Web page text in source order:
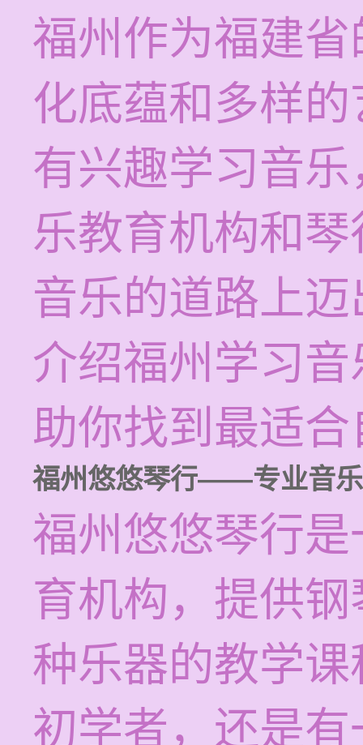
福州作为福建
化底蕴和多样
有兴趣学习音
乐教育机构和
音乐的道路上
介绍福州学习
助你找到最适
福州悠悠琴行——专业音
福州悠悠琴行
育机构，提供
种乐器的教学
初学者，还是